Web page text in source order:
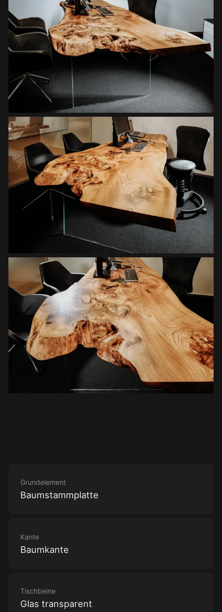
Grundelement
Baumstammplatte
Kante
Baumkante
Tischbeine
Glas transparent